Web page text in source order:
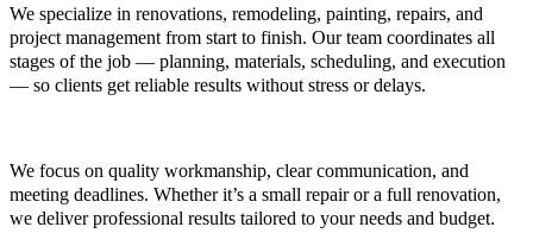
We specialize in renovations, remodeling, painting, repairs, and
project management from start to finish. Our team coordinates all
stages of the job — planning, materials, scheduling, and execution
— so clients get reliable results without stress or delays.
We focus on quality workmanship, clear communication, and
meeting deadlines. Whether it’s a small repair or a full renovation,
we deliver professional results tailored to your needs and budget.